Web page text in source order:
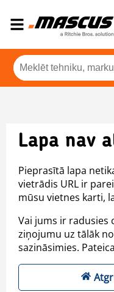
Lapa nav
Pieprasītā lapa
vietrādis URL ir
mūsu vietnes karti,
Vai jums ir radusies
ziņojumu uz tālāk
sazināsimies.